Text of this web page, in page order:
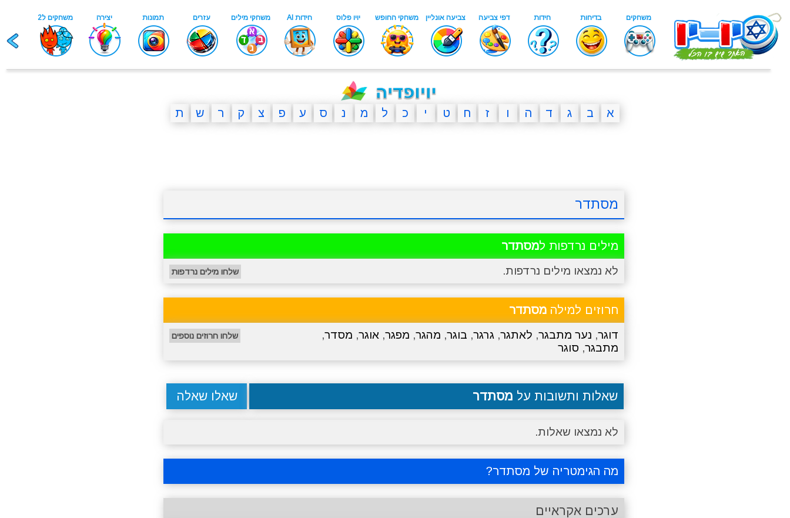
א ב ג ד ה ו ז ח ט י כ ל מ נ ס ע פ צ ק ר ש ת
מסתדר
מילים נרדפות למסתדר
לא נמצאו מילים נרדפות. שלחו מילים נרדפות
חרוזים למילה מסתדר
דוגר, נער מתבגר, לאתגר, גרגר, בוגר, מהגר, מפגר, אוגר, מסדר,
מתבגר, סוגר
שלחו חרוזים נוספים
שאלות ותשובות על מסתדר שאלו שאלה
לא נמצאו שאלות.
מה הגימטריה של מסתדר?
ערכים אקראיים